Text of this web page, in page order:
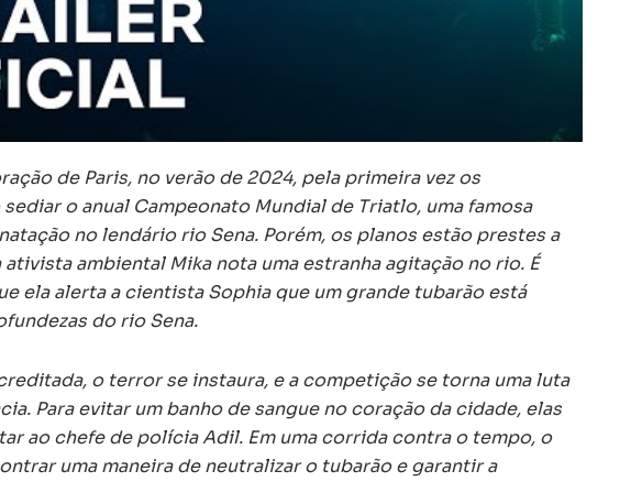
de Paris, no verão de 2024, pela primeira vez os
o anual Campeonato Mundial de Triatlo, uma famosa
no lendário rio Sena. Porém, os planos estão prestes a
ativista ambiental Mika nota uma estranha agitação no rio. É
ela alerta a cientista Sophia que um grande tubarão está
do rio Sena.
o terror se instaura, e a competição se torna uma luta
Para evitar um banho de sangue no coração da cidade, elas
ao chefe de polícia Adil. Em uma corrida contra o tempo, o
uma maneira de neutralizar o tubarão e garantir a